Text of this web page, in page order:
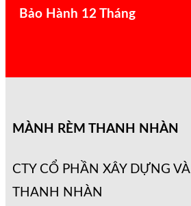
Bảo Hành 12 Tháng
MÀNH RÈM THANH NHÀN
CTY CỔ PHẦN XÂY DỰNG
THANH NHÀN